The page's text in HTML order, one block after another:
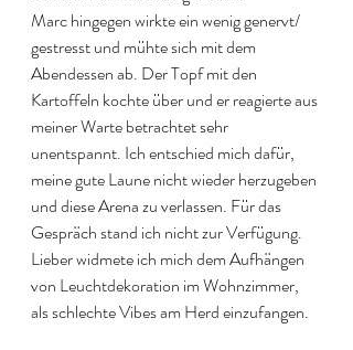
Marc hingegen wirkte ein wenig genervt/
gestresst und mühte sich mit dem
Abendessen ab. Der Topf mit den
Kartoffeln kochte über und er reagierte aus
meiner Warte betrachtet sehr
unentspannt. Ich entschied mich dafür,
meine gute Laune nicht wieder herzugeben
und diese Arena zu verlassen. Für das
Gespräch stand ich nicht zur Verfügung.
Lieber widmete ich mich dem Aufhängen
von Leuchtdekoration im Wohnzimmer,
als schlechte Vibes am Herd einzufangen.